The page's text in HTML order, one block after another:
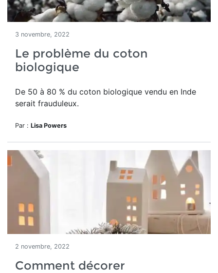
3 novembre, 2022
Le problème du coton
biologique
De 50 à 80 % du coton biologique vendu en Inde
serait frauduleux.
Par : Lisa Powers
2 novembre, 2022
Comment décorer